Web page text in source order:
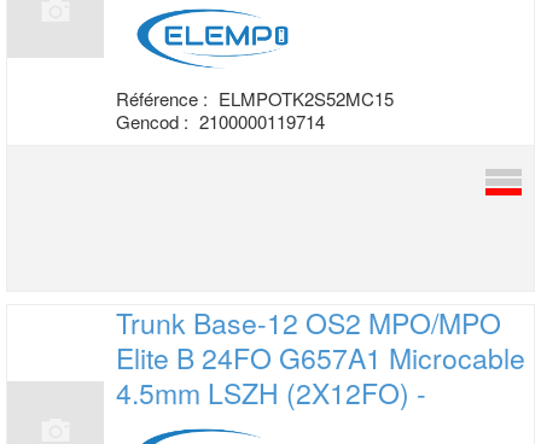
Référence : ELMPOTK2S52MC15
Gencod : 2100000119714
Trunk Base-12 OS2 MPO/MPO
Elite B 24FO G657A1 Microcable
4.5mm LSZH (2X12FO) -